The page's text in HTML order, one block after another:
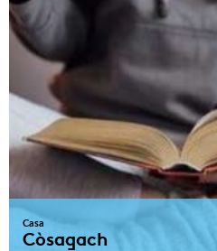
Casa
Còsagach